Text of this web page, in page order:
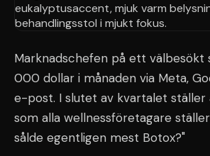
Marknadschefen på ett välbesökt
000 dollar i månaden via Meta,
e-post. I slutet av kvartalet ställer
som alla wellnessföretagare ställer
sålde egentligen mest Botox?"